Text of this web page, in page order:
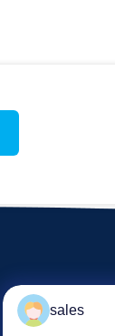
sales